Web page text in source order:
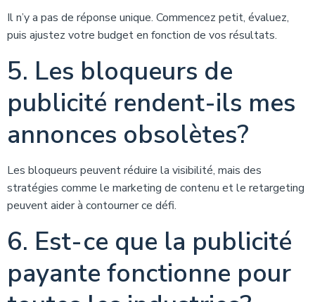
Il n’y a pas de réponse unique. Commencez petit, évaluez,
puis ajustez votre budget en fonction de vos résultats.
5. Les bloqueurs de
publicité rendent-ils mes
annonces obsolètes?
Les bloqueurs peuvent réduire la visibilité, mais des
stratégies comme le marketing de contenu et le retargeting
peuvent aider à contourner ce défi.
6. Est-ce que la publicité
payante fonctionne pour